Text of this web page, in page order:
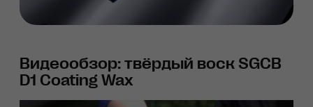
Видеообзор: твёрдый воск SGCB
D1 Coating Wax